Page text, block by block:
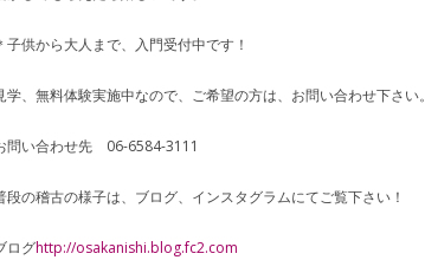
子供から大人まで、入門受付中です！
学、無料体験実施中なので、ご希望の方は、お問い合わせ下さい。
問い合わせ先 06-6584-3111
段の稽古の様子は、ブログ、インスタグラムにてご覧下さい！
ログhttp://osakanishi.blog.fc2.com